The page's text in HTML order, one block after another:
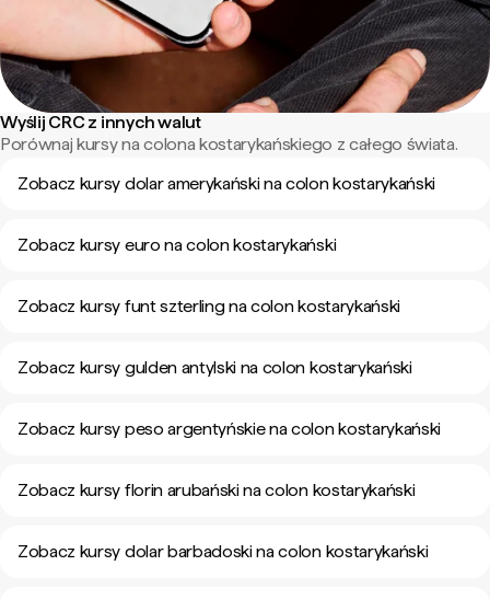
Wyślij CRC z innych walut
Porównaj kursy na colona kostarykańskiego z całego świata.
Zobacz kursy dolar amerykański na colon kostarykański
Zobacz kursy euro na colon kostarykański
Zobacz kursy funt szterling na colon kostarykański
Zobacz kursy gulden antylski na colon kostarykański
Zobacz kursy peso argentyńskie na colon kostarykański
Zobacz kursy florin arubański na colon kostarykański
Zobacz kursy dolar barbadoski na colon kostarykański